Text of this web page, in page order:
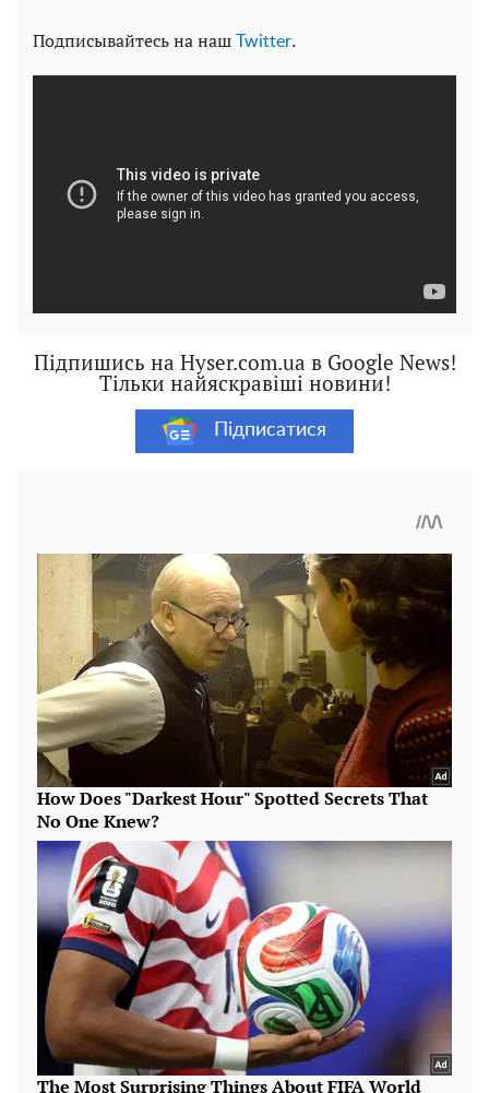
Подписывайтесь на наш Twitter.
Підпишись на Hyser.com.ua в Google News!
Тільки найяскравіші новини!
Підписатися